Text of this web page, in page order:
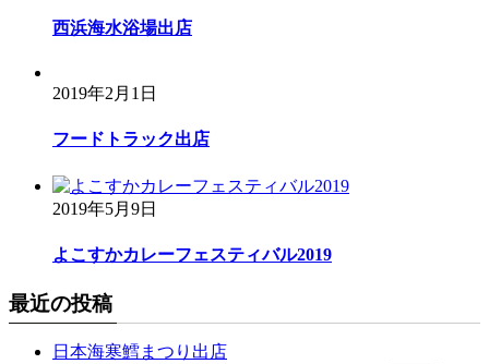
西浜海水浴場出店
2019年2月1日
フードトラック出店
2019年5月9日
よこすかカレーフェスティバル2019
最近の投稿
日本海寒鱈まつり出店